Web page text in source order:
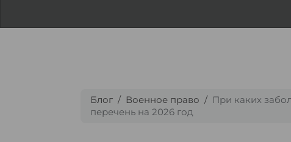
Блог Военное право
При каких
перечень на 2026 год